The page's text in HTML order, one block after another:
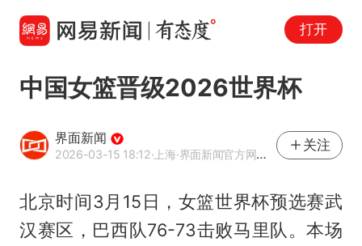
打开
中国女篮晋级2026世界杯
界面新闻
2026-03-15 18:12·上海·界面新闻官方网易号
关注
北京时间3月15日，女篮世界杯预选赛武
汉赛区，巴西队76-73击败马里队。本场